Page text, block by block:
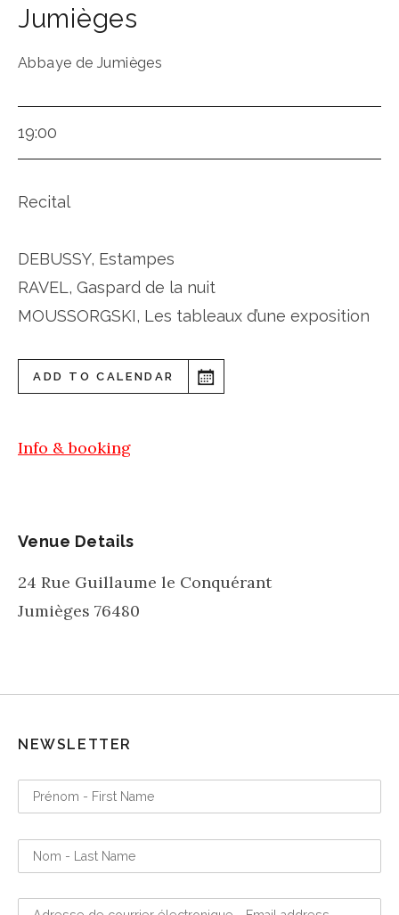
Jumièges
Abbaye de Jumièges
19:00
Recital
DEBUSSY, Estampes
RAVEL, Gaspard de la nuit
MOUSSORGSKI, Les tableaux d’une exposition
ADD TO CALENDAR
Info & booking
Venue Details
24 Rue Guillaume le Conquérant
Jumièges 76480
NEWSLETTER